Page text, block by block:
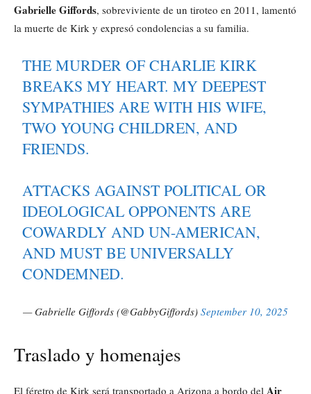
Gabrielle Giffords, sobreviviente de un tiroteo en 2011, lamentó
la muerte de Kirk y expresó condolencias a su familia.
THE MURDER OF CHARLIE KIRK
BREAKS MY HEART. MY DEEPEST
SYMPATHIES ARE WITH HIS WIFE,
TWO YOUNG CHILDREN, AND
FRIENDS.
ATTACKS AGAINST POLITICAL OR
IDEOLOGICAL OPPONENTS ARE
COWARDLY AND UN-AMERICAN,
AND MUST BE UNIVERSALLY
CONDEMNED.
— Gabrielle Giffords (@GabbyGiffords) September 10, 2025
Traslado y homenajes
El féretro de Kirk será transportado a Arizona a bordo del Air